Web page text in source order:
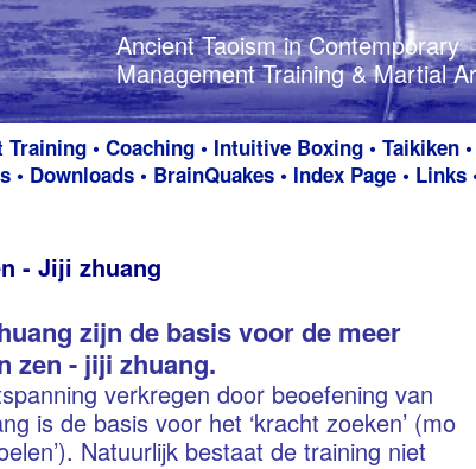
Ancient Taoism in Contemporary
Management Training & Martial
Ancient Taoism in Contemporary
Management Training & Martial
Training• Coaching• Intuitive Boxing • Taikiken •
• Downloads• BrainQuakes • Index Page• Links
- Jiji zhuang
zijn de basis voor de meer
zen - jiji zhuang.
verkregen door beoefening van
is de basis voor het ‘kracht zoeken’ (mo
Natuurlijk bestaat de training niet